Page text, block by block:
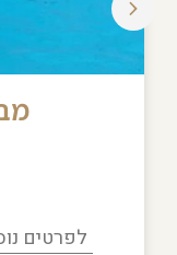
לפרטים